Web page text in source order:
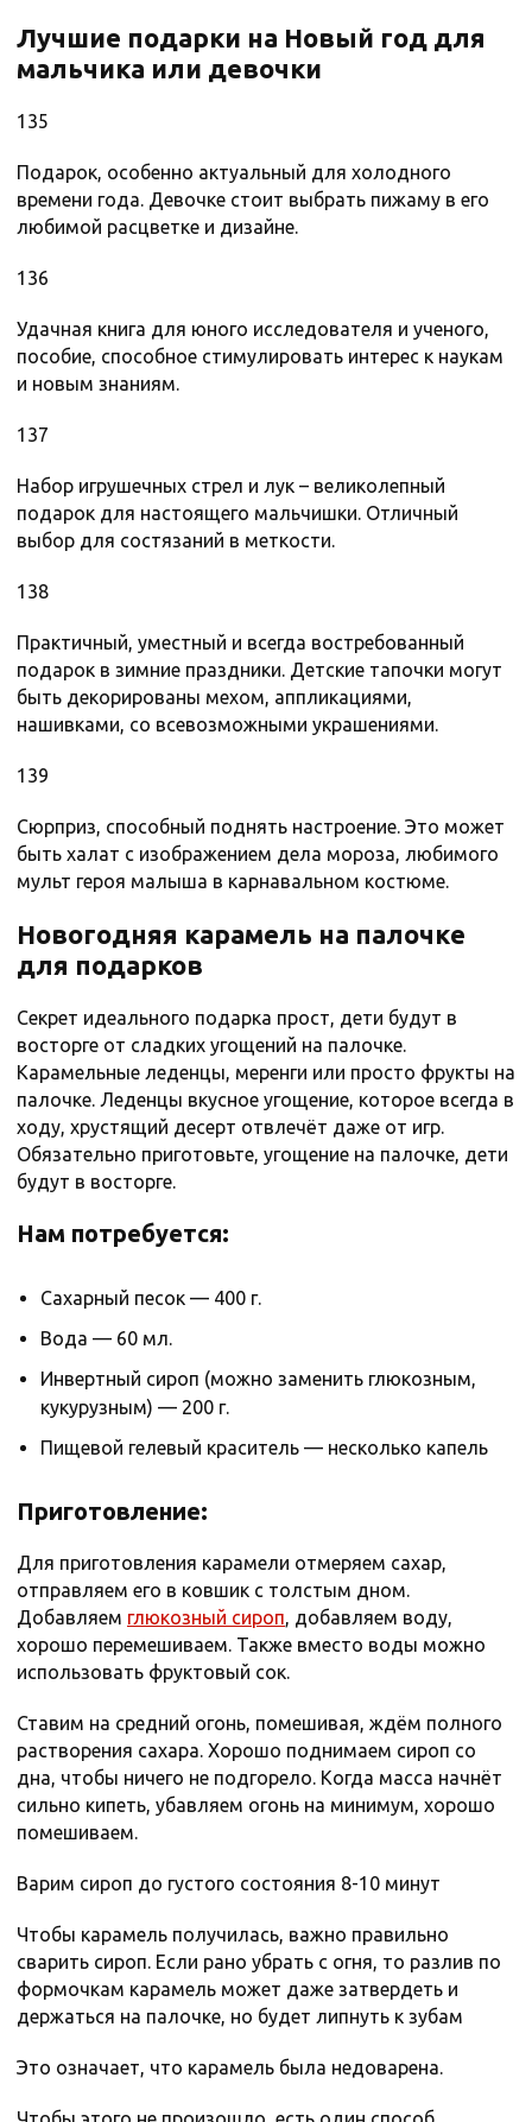
Лучшие подарки на Новый год для
мальчика или девочки
135
Подарок, особенно актуальный для холодного
времени года. Девочке стоит выбрать пижаму в его
любимой расцветке и дизайне.
136
Удачная книга для юного исследователя и ученого,
пособие, способное стимулировать интерес к наукам
и новым знаниям.
137
Набор игрушечных стрел и лук – великолепный
подарок для настоящего мальчишки. Отличный
выбор для состязаний в меткости.
138
Практичный, уместный и всегда востребованный
подарок в зимние праздники. Детские тапочки могут
быть декорированы мехом, аппликациями,
нашивками, со всевозможными украшениями.
139
Сюрприз, способный поднять настроение. Это может
быть халат с изображением дела мороза, любимого
мульт героя малыша в карнавальном костюме.
Новогодняя карамель на палочке
для подарков
Секрет идеального подарка прост, дети будут в
восторге от сладких угощений на палочке.
Карамельные леденцы, меренги или просто фрукты на
палочке. Леденцы вкусное угощение, которое всегда в
ходу, хрустящий десерт отвлечёт даже от игр.
Обязательно приготовьте, угощение на палочке, дети
будут в восторге.
Нам потребуется:
Сахарный песок — 400 г.
Вода — 60 мл.
Инвертный сироп (можно заменить глюкозным,
кукурузным) — 200 г.
Пищевой гелевый краситель — несколько капель
Приготовление:
Для приготовления карамели отмеряем сахар,
отправляем его в ковшик с толстым дном.
Добавляем глюкозный сироп, добавляем воду,
хорошо перемешиваем. Также вместо воды можно
использовать фруктовый сок.
Ставим на средний огонь, помешивая, ждём полного
растворения сахара. Хорошо поднимаем сироп со
дна, чтобы ничего не подгорело. Когда масса начнёт
сильно кипеть, убавляем огонь на минимум, хорошо
помешиваем.
Варим сироп до густого состояния 8-10 минут
Чтобы карамель получилась, важно правильно
сварить сироп. Если рано убрать с огня, то разлив по
формочкам карамель может даже затвердеть и
держаться на палочке, но будет липнуть к зубам
Это означает, что карамель была недоварена.